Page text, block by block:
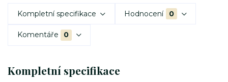
Kompletní specifikace Hodnocení 0
Komentáře 0
Kompletní specifikace